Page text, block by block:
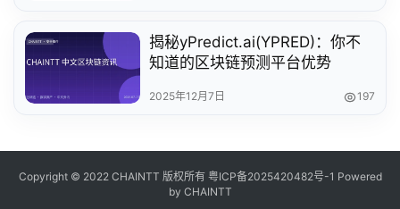
揭秘yPredict.ai(YPRED)：你不
知道的区块链预测平台优势
2025年12月7日 197
Copyright © 2022 CHAINTT 版权所有 粤ICP备2025420482号-1 Powered
by CHAINTT